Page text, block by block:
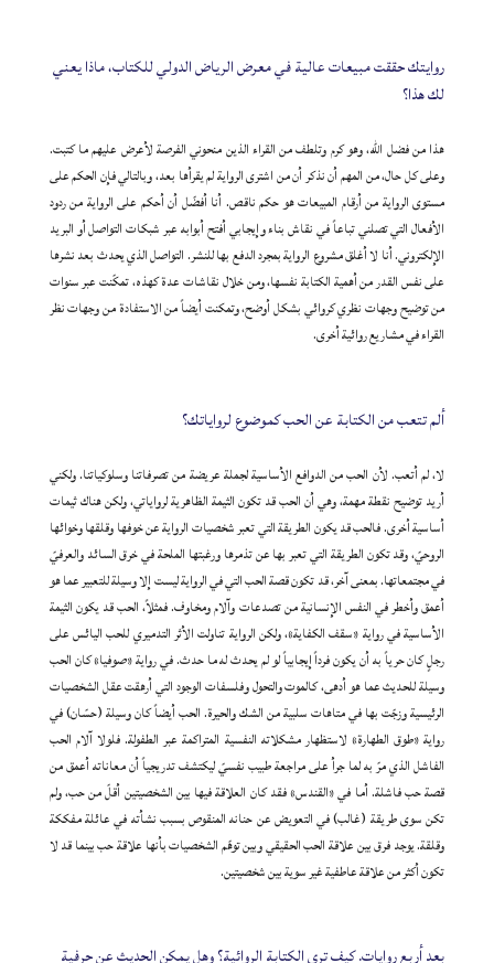
روايتك حققت مبيعات عالية في معرض الرياض الدولي للكتاب، ماذا يعني
لك هذا؟
هذا من فضل الله، وهو كرم وتلطف من القراء الذين منحوني الفرصة لأعرض عليهم ما كتبت.
وعلى كل حال، من المهم أن نذكر أن من اشترى الرواية لم يقرأها بعد، وبالتالي فإن الحكم على
مستوى الرواية من أرقام المبيعات هو حكم ناقص. أنا أفضّل أن أحكم على الرواية من ردود
الأفعال التي تصلني تباعاً في نقاش بناء وإيجابي أفتح أبوابه عبر شبكات التواصل أو البريد
الإلكتروني. أنا لا أغلق مشروع الرواية بمجرد الدفع بها للنشر. التواصل الذي يحدث بعد نشرها
على نفس القدر من أهمية الكتابة نفسها، ومن خلال نقاشات عدة كهذه، تمكّنت عبر سنوات
من توضيح وجهات نظري كروائي بشكل أوضح، وتمكنت أيضاً من الاستفادة من وجهات نظر
القراء في مشاريع روائية أخرى.
ألم تتعب من الكتابة عن الحب كموضوع لرواياتك؟
لا، لم أتعب. لأن الحب من الدوافع الأساسية لجملة عريضة من تصرفاتنا وسلوكياتنا. ولكني
أريد توضيح نقطة مهمة، وهي أن الحب قد تكون الثيمة الظاهرية لرواياتي، ولكن هناك ثيمات
أساسية أخرى. فالحب قد يكون الطريقة التي تعبر شخصيات الرواية عن خوفها وقلقها وخوائها
الروحيّ، وقد تكون الطريقة التي تعبر بها عن تذمرها ورغبتها الملحة في خرق السائد والعرفيّ
في مجتمعاتها. بمعنى آخر، قد تكون قصة الحب التي في الرواية ليست إلا وسيلة للتعبير عما هو
أعمق وأخطر في النفس الإنسانية من تصدعات وآلام ومخاوف. فمثلاً، الحب قد يكون الثيمة
الأساسية في رواية «سقف الكفاية»، ولكن الرواية تناولت الأثر التدميري للحب اليائس على
رجلٍ كان حرياً به أن يكون فرداً إيجابياً لو لم يحدث له ما حدث. في رواية «صوفيا» كان الحب
وسيلة للحديث عما هو أدهى، كالموت والتحول وفلسفات الوجود التي أرهقت عقل الشخصيات
الرئيسية وزجّت بها في متاهات سلبية من الشك والحيرة. الحب أيضاً كان وسيلة (حسّان) في
رواية «طوق الطهارة» لاستظهار مشكلاته النفسية المتراكمة عبر الطفولة. فلولا آلام الحب
الفاشل الذي مرّ به لما جرأ على مراجعة طبيب نفسيّ ليكتشف تدريجياً أن معاناته أعمق من
قصة حب فاشلة. أما في «القندس» فقد كان العلاقة فيها بين الشخصيتين أقلّ من حب، ولم
تكن سوى طريقة (غالب) في التعويض عن حنانه المنقوص بسبب نشأته في عائلة مفككة
وقلقة. يوجد فرق بين علاقة الحب الحقيقي وبين توهّم الشخصيات بأنها علاقة حب بينما قد لا
تكون أكثر من علاقة عاطفية غير سوية بين شخصيتين.
بعد أربع روايات. كيف ترى الكتابة الروائية؟ وهل يمكن الحديث عن حرفية